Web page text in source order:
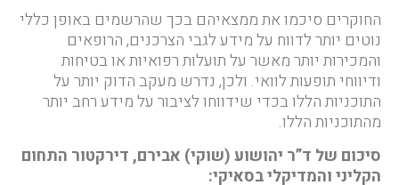
החוקרים סיכמו את ממצאיהם בכך שהרשמים באופן כללי
נוטים יותר לדווח על מידע לגבי הצרכנים, הרופאים
והמכירות יותר מאשר על תועלות רפואיות או בטיחות
ודיווחי תופעות לוואי. ולכן, נדרש מעקב הדוק יותר על
התוכניות הללו בכדי שידווחו לציבור על מידע רחב יותר
מהתוכניות הללו.
סיכום של ד”ר יהושוע (שוקי) אבירם, דירקטור התחום
הקליני והמדיקלי בסאיקי: